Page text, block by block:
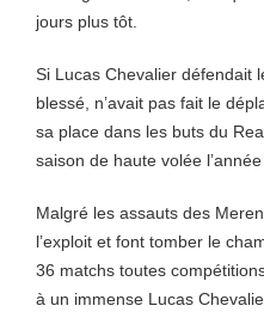
jours plus tôt.
Si Lucas Chevalier défendait
blessé, n’avait pas fait le
sa place dans les buts du
saison de haute volée l’année
Malgré les assauts des
l’exploit et font tomber le
36 matchs toutes
à un immense Lucas